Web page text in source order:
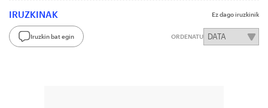
IRUZKINAK Ez dago iruzkinik
Iruzkin bat egin ORDENATU